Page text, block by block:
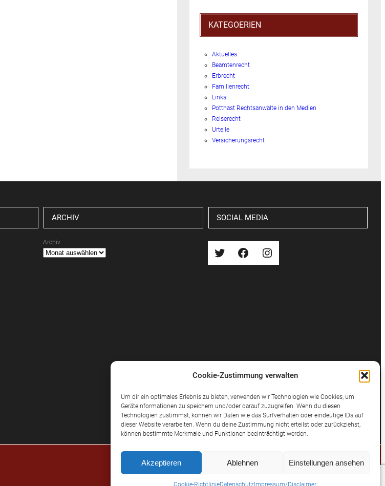
Cookie-Zustimmung verwalten
Um dir ein optimales Erlebnis zu bieten, verwenden wir Technologien wie Cookies, um
Geräteinformationen zu speichern und/oder darauf zuzugreifen. Wenn du diesen
Technologien zustimmst, können wir Daten wie das Surfverhalten oder eindeutige IDs auf
dieser Website verarbeiten. Wenn du deine Zustimmung nicht erteilst oder zurückziehst,
können bestimmte Merkmale und Funktionen beeinträchtigt werden.
Akzeptieren Ablehnen Einstellungen ansehen
Cookie-RichtlinieDatenschutz Impressum/Disclaimer
KATEGOERIEN
Aktuelles
Beamtenrecht
Erbrecht
Familienrecht
Links
Potthast Rechtsanwälte in den Medien
Reiserecht
Urteile
Versicherungsrecht
ARCHIV
Archiv
SOCIAL MEDIA
Twitter Facebook Instagram